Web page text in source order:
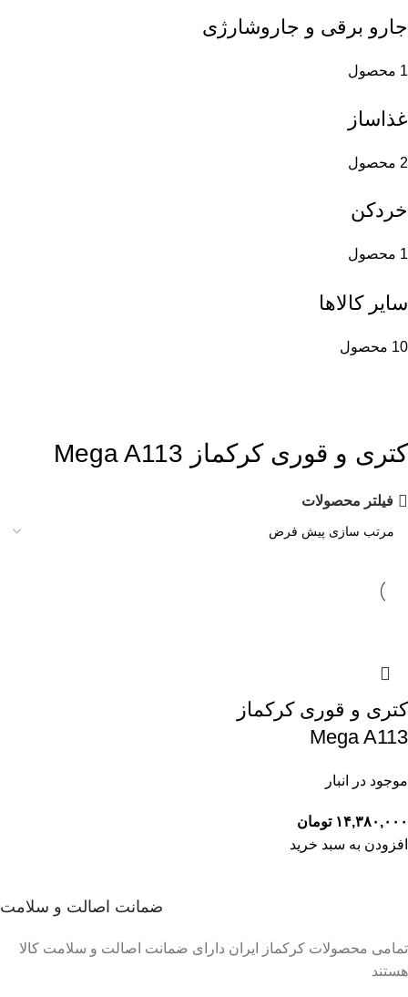
جارو برقی و جاروشارژی
1 محصول
غذاساز
2 محصول
خردکن
1 محصول
سایر کالاها
10 محصول
کتری و قوری کرکماز Mega A113
فیلتر محصولات
کتری و قوری کرکماز
Mega A113
موجود در انبار
۱۴,۳۸۰,۰۰۰ تومان
افزودن به سبد خرید
ضمانت اصالت و سلامت
تمامی محصولات کرکماز ایران دارای ضمانت اصالت و سلامت کالا
هستند